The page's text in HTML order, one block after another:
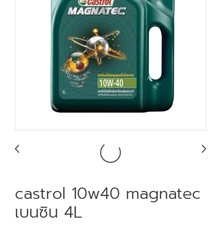
castrol 10w40 magnatec
เบนซิน 4L